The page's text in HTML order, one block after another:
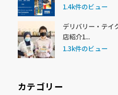
1.4k件のビュー
デリバリー・テイ
店紹介1...
1.3k件のビュー
カテゴリー